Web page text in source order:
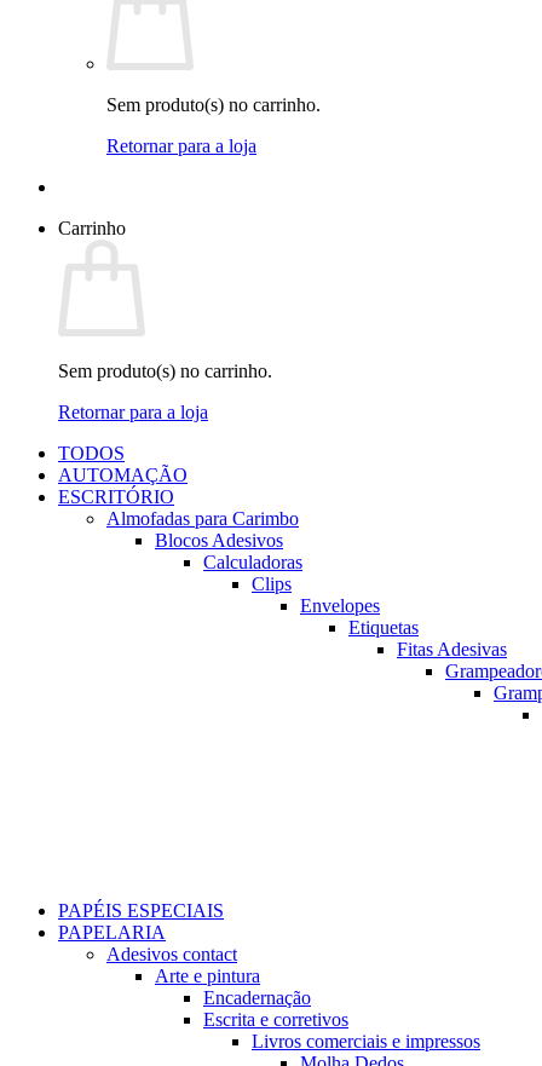
Sem produto(s) no carrinho.
Retornar para a loja
Carrinho
Sem produto(s) no carrinho.
Retornar para a loja
TODOS
AUTOMAÇÃO
ESCRITÓRIO
Almofadas para Carimbo
Blocos Adesivos
Calculadoras
Clips
Envelopes
Etiquetas
Fitas Adesivas
PAPÉIS ESPECIAIS
PAPELARIA
Adesivos contact
Arte e pintura
Encadernação
Escrita e corretivos
Livros comerciais e impressos